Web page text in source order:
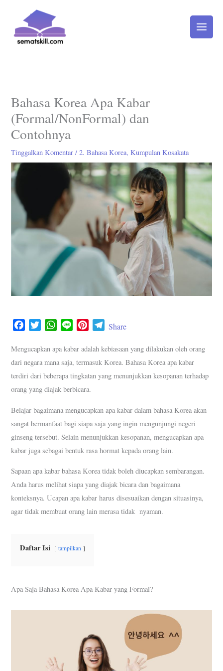
konten
Bahasa Korea Apa Kabar
(Formal/NonFormal) dan
Contohnya
Tinggalkan Komentar /2. Bahasa Korea,Kumpulan Kosakata
c
e
b
o
k
i
t
r
W
a
t
s
A
p
n
e
n
t
e
s
t
T
l
e
g
m
Share
Mengucapkan apa kabar adalah kebiasaan yang dilakukan oleh orang
dari negara mana saja, termasuk Korea. Bahasa Korea apa kabar
terdiri dari beberapa tingkatan yang menunjukkan kesopanan terhadap
orang yang diajak berbicara.
Belajar bagaimana mengucapkan apa kabar dalam bahasa Korea akan
sangat bermanfaat bagi siapa saja yang ingin mengunjungi negeri
ginseng tersebut. Selain menunjukkan kesopanan, mengucapkan apa
kabar juga sebagai bentuk rasa hormat kepada orang lain.
Sapaan apa kabar bahasa Korea tidak boleh diucapkan sembarangan.
Anda harus melihat siapa yang diajak bicara dan bagaimana
konteksnya. Ucapan apa kabar harus disesuaikan dengan situasinya,
agar tidak membuat orang lain merasa tidak nyaman.
Daftar Isi tampilkan
Apa Saja Bahasa Korea Apa Kabar yang Formal?